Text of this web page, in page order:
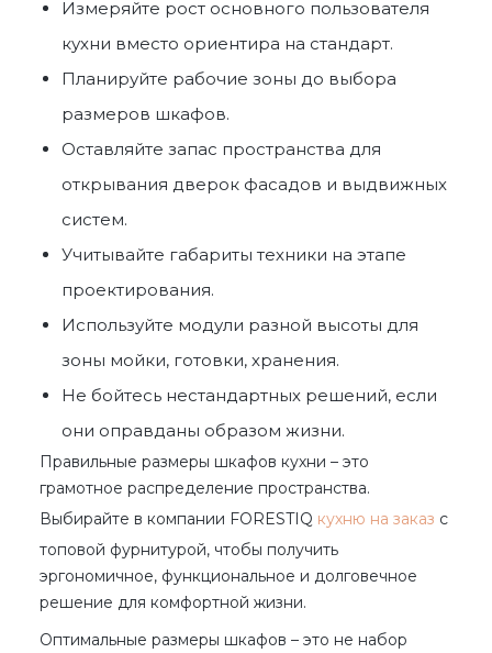
Измеряйте рост основного пользователя
кухни вместо ориентира на стандарт.
Планируйте рабочие зоны до выбора
размеров шкафов.
Оставляйте запас пространства для
открывания дверок фасадов и выдвижных
систем.
Учитывайте габариты техники на этапе
проектирования.
Используйте модули разной высоты для
зоны мойки, готовки, хранения.
Не бойтесь нестандартных решений, если
они оправданы образом жизни.
Правильные размеры шкафов кухни – это
грамотное распределение пространства.
Выбирайте в компании FORESTIQ кухню на заказ с
топовой фурнитурой, чтобы получить
эргономичное, функциональное и долговечное
решение для комфортной жизни.
Оптимальные размеры шкафов – это не набор